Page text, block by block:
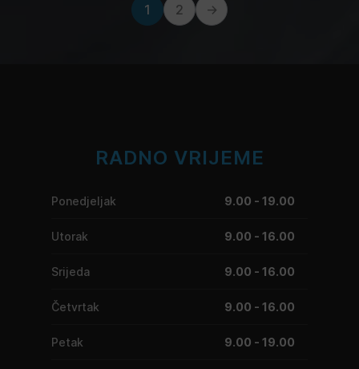
1 2 →
RADNO VRIJEME
Ponedjeljak 9.00 - 19.00
Utorak 9.00 - 16.00
Srijeda 9.00 - 16.00
Četvrtak 9.00 - 16.00
Petak 9.00 - 19.00